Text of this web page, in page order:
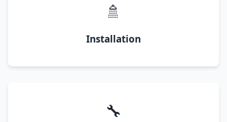
🚿
Installation
🔧